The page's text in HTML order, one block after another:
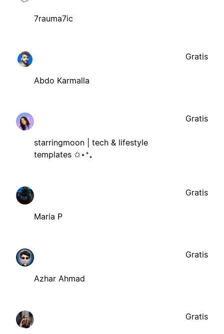
7rauma7ic
Abdo Karmalla
Gratis
starringmoon | tech & lifestyle
templates ✩⋆⁺₊
Gratis
Maria P
Gratis
Azhar Ahmad
Gratis
Gratis